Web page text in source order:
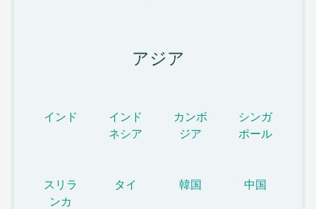
アジア
インド
インド
ネシア
カンボ
ジア
シンガ
ポール
スリラ
ンカ
タイ 韓国 中国